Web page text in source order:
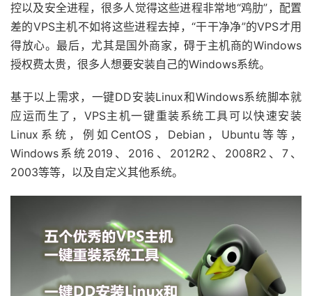
控以及安全进程，很多人觉得这些进程非常地“鸡肋”，配置
差的VPS主机不如将这些进程去掉，“干干净净”的VPS才用
得放心。最后，尤其是国外商家，碍于主机商的Windows
授权费太贵，很多人想要安装自己的Windows系统。
基于以上需求，一键DD安装Linux和Windows系统脚本就
应运而生了，VPS主机一键重装系统工具可以快速安装
Linux系统，例如CentOS，Debian，Ubuntu等等，
Windows系统2019、2016、2012R2、2008R2、7、
2003等等，以及自定义其他系统。